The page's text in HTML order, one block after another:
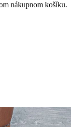
nákupnom košíku.